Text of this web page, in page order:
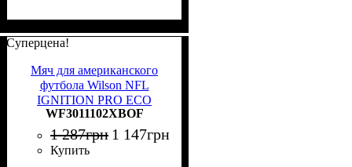
Суперцена!
Мяч для американского
футбола Wilson NFL
IGNITION PRO ECO
черно-голубой Размер 9
WF3011102XBOF
WF3011102XBOF
1 287грн 1 147грн
Купить